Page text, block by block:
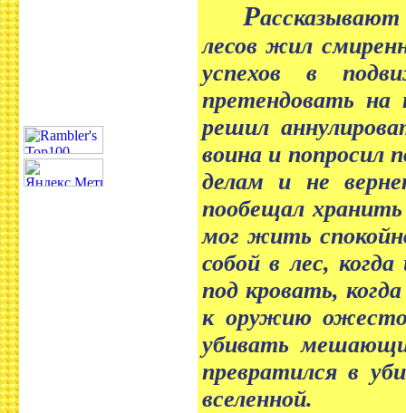
Р
лесов жил
успехов в
претендовать
решил
воина и попросил
делам и не
пообещал
мог жить
собой в лес,
под кровать,
к оружию
убивать
превратился в
вселенной.